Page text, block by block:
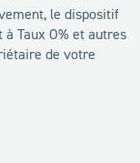
le dispositif
Taux O% et autres
de votre